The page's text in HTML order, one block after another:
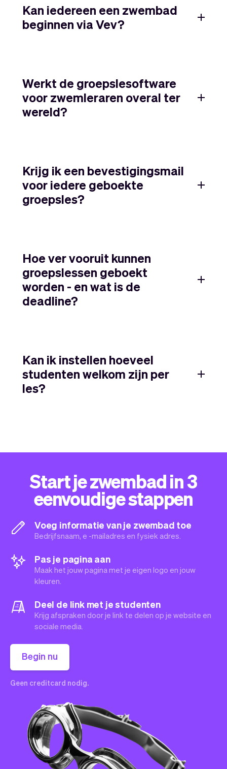
Kan iedereen een zwembad
beginnen via Vev?
Werkt de groepslesoftware
voor zwemleraren overal ter
wereld?
Krijg ik een bevestigingsmail
voor iedere geboekte
groepsles?
Hoe ver vooruit kunnen
groepslessen geboekt
worden - en wat is de
deadline?
Kan ik instellen hoeveel
studenten welkom zijn per
les?
Start je zwembad in 3
eenvoudige stappen
Voeg informatie van je zwembad toe
Bedrijfsnaam, e -mailadres en fysiek adres.
Pas je pagina aan
Maak het jouw pagina met je eigen logo en jouw
kleuren.
Deel de link met je studenten
Krijg afspraken door je link te delen op je website en
sociale media.
Begin nu
Geen creditcard nodig.